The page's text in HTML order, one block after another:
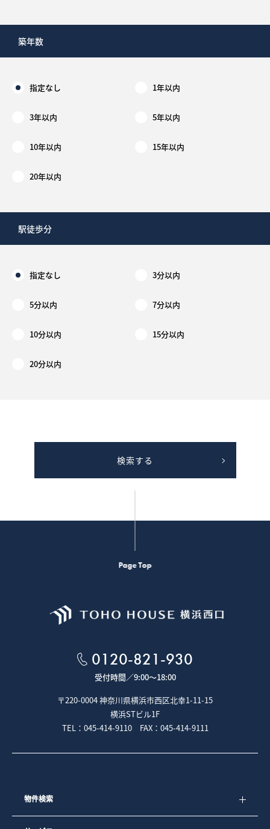
築年数
指定なし 1年以内
3年以内 5年以内
10年以内 15年以内
20年以内
駅徒歩分
指定なし 3分以内
5分以内 7分以内
10分以内 15分以内
20分以内
検索する
Page Top
0120-821-930
受付時間／9:00～18:00
〒220-0004 神奈川県横浜市西区北幸1-11-15
横浜STビル1F
TEL：045-414-9110 FAX：045-414-9111
物件検索